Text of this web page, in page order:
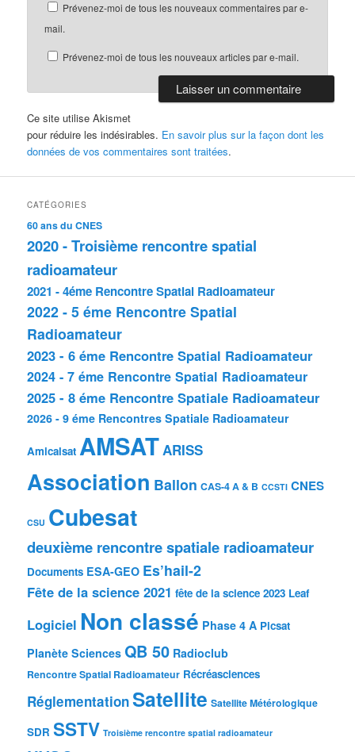
Prévenez-moi de tous les nouveaux commentaires par e-
mail.
Prévenez-moi de tous les nouveaux articles par e-mail.
Ce site utilise Akismet
pour réduire les indésirables. En savoir plus sur la façon dont les
données de vos commentaires sont traitées.
CATÉGORIES
60 ans du CNES
2020 - Troisième rencontre spatial
radioamateur
2021 - 4éme Rencontre Spatial Radioamateur
2022 - 5 éme Rencontre Spatial
Radioamateur
2023 - 6 éme Rencontre Spatial Radioamateur
2024 - 7 éme Rencontre Spatial Radioamateur
2025 - 8 éme Rencontre Spatiale Radioamateur
2026 - 9 éme Rencontres Spatiale Radioamateur
Amicalsat AMSAT ARISS
Association Ballon CAS-4 A & B CCSTI CNES
CSU Cubesat
deuxième rencontre spatiale radioamateur
Documents ESA-GEO Es’hail-2
Fête de la science 2021 fête de la science 2023 Leaf
Logiciel Non classé Phase 4 A Picsat
Planète Sciences QB 50 Radioclub
Rencontre Spatial Radioamateur Récréasciences
RéglementationSatellite Satellite Métérologique
SDR SSTV Troisième rencontre spatial radioamateur